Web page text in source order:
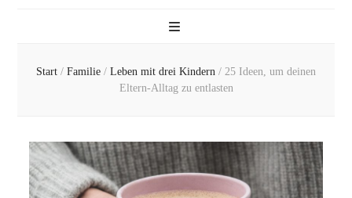
Start / Familie / Leben mit drei Kindern / 25 Ideen, um deinen
Eltern-Alltag zu entlasten